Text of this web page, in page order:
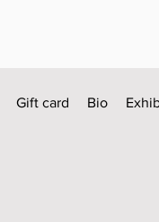
Gift card Bio